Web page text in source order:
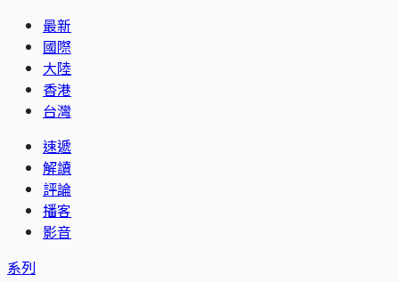
最新
國際
大陸
香港
台灣
速遞
解讀
評論
播客
影音
系列